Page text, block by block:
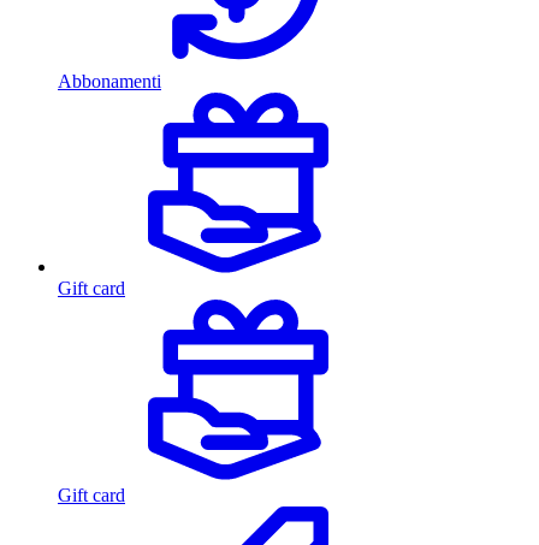
Abbonamenti
Gift card
Gift card